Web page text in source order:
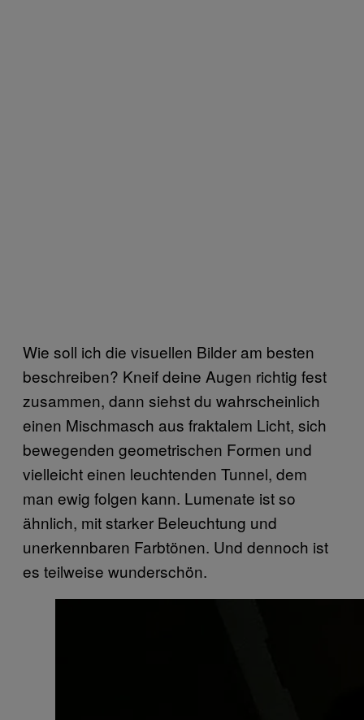
Wie soll ich die visuellen Bilder am besten
beschreiben? Kneif deine Augen richtig fest
zusammen, dann siehst du wahrscheinlich
einen Mischmasch aus fraktalem Licht, sich
bewegenden geometrischen Formen und
vielleicht einen leuchtenden Tunnel, dem
man ewig folgen kann. Lumenate ist so
ähnlich, mit starker Beleuchtung und
unerkennbaren Farbtönen. Und dennoch ist
es teilweise wunderschön.